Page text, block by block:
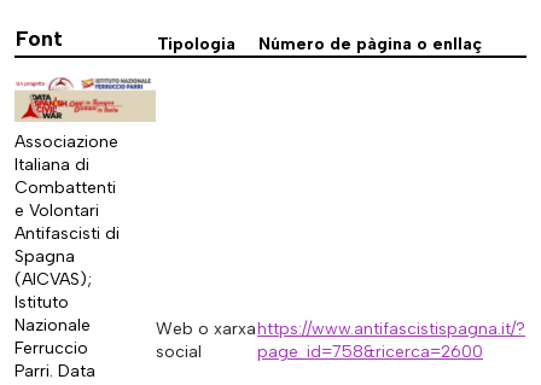
Font
Tipologia Número de pàgina o enllaç
Associazione
Italiana di
Combattenti
e Volontari
Antifascisti di
Spagna
(AICVAS);
Istituto
Nazionale
Ferruccio
Parri. Data
Web o xarxa
social
https://www.antifascistispagna.it/?
page_id=758&ricerca=2600